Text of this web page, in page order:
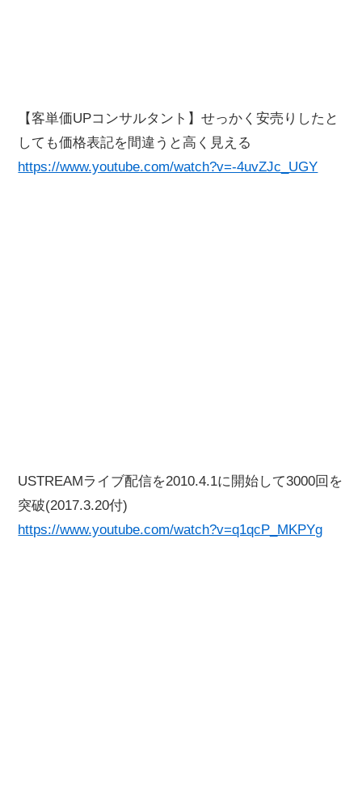
【客単価UPコンサルタント】せっかく安売りしたと
しても価格表記を間違うと高く見える
https://www.youtube.com/watch?v=-4uvZJc_UGY
USTREAMライブ配信を2010.4.1に開始して3000回を
突破(2017.3.20付)
https://www.youtube.com/watch?v=q1qcP_MKPYg